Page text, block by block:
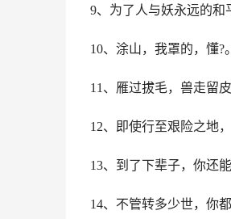
9、为了人与妖永远的和
10、涂山，我罩的，懂?。
11、雁过拔毛，兽走留
12、即使行至艰险之地
13、到了下辈子，你还
14、不管转多少世，你